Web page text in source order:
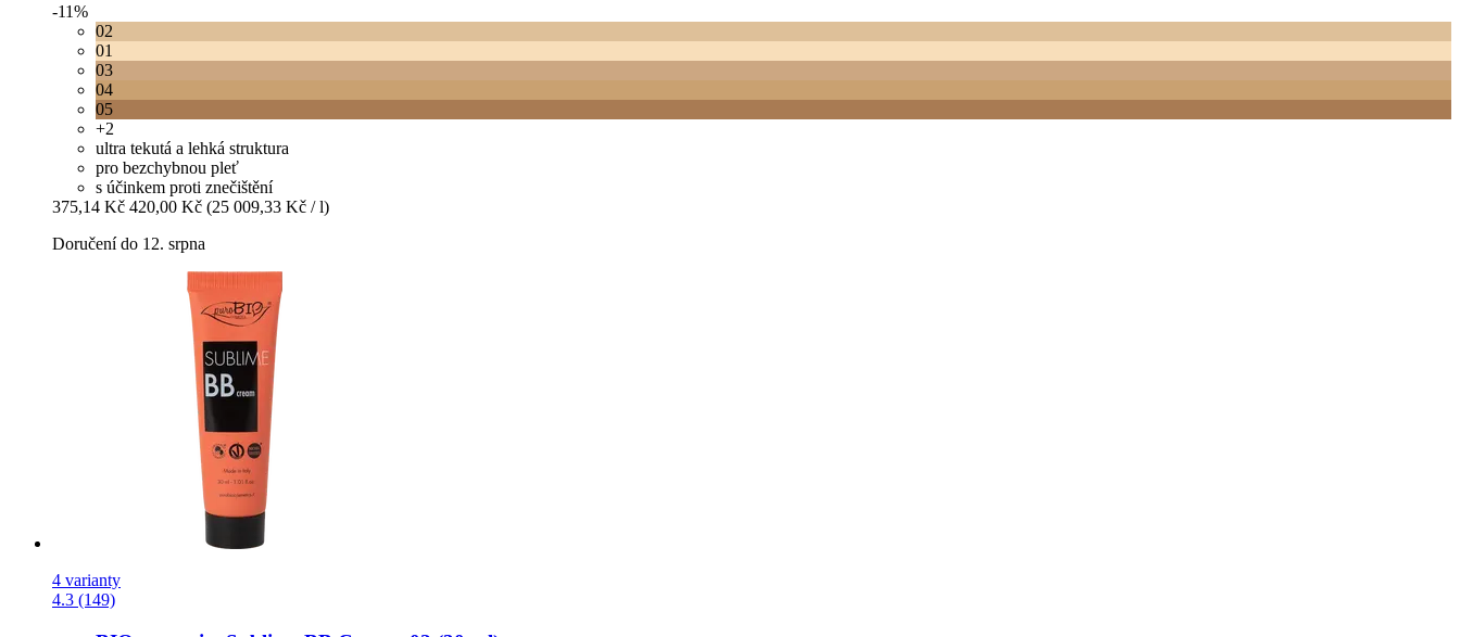
-11%
02
01
03
04
05
+2
ultra tekutá a lehká struktura
pro bezchybnou pleť
s účinkem proti znečištění
375,14 Kč 420,00 Kč (25 009,33 Kč / l)
Doručení do 12. srpna
4 varianty
4.3 (149)